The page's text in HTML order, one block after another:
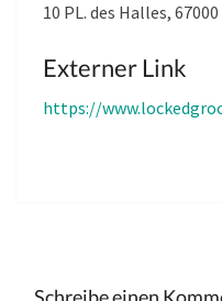
10 PL. des Halles,
Externer Link
https://